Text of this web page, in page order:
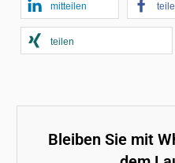
mitteilen
teilen
Bleiben Sie mit